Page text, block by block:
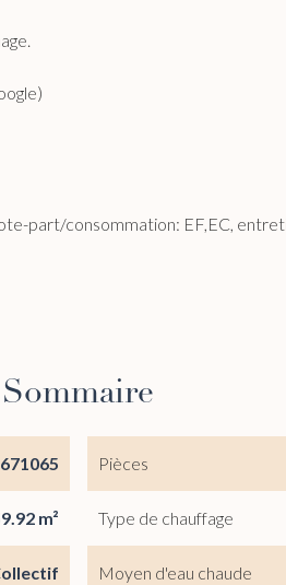
part/consommation: EF,EC,
Sommaire
Pièces
m² Type de chauffage
Moyen d'eau chaude